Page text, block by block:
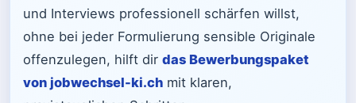
und Interviews professionell schärfen willst,
ohne bei jeder Formulierung sensible Originale
offenzulegen, hilft dir das Bewerbungspaket
von jobwechsel-ki.ch mit klaren,